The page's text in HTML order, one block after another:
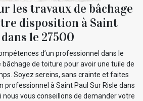
les travaux de bâchage
disposition à Saint
le 27500
d’un professionnel dans le
de toiture pour avoir une tuile de
Soyez sereins, sans crainte et faites
professionnel à Saint Paul Sur Risle dans
nous vous conseillons de demander votre